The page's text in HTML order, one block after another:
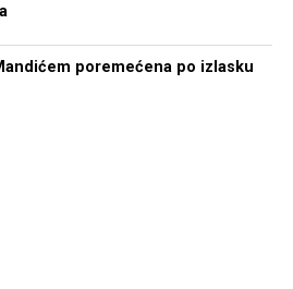
poremećena po izlasku